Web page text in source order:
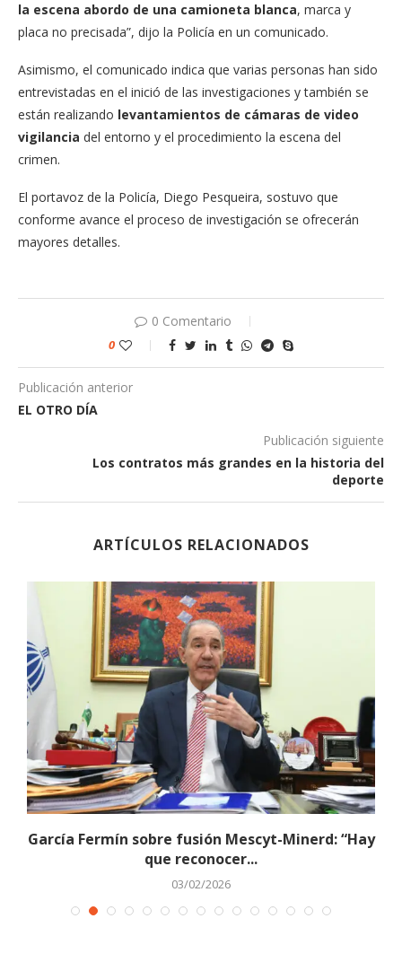
la escena abordo de una camioneta blanca, marca y
placa no precisada”, dijo la Policía en un comunicado.
Asimismo, el comunicado indica que varias personas han sido
entrevistadas en el inició de las investigaciones y también se
están realizando levantamientos de cámaras de video
vigilancia del entorno y el procedimiento la escena del
crimen.
El portavoz de la Policía, Diego Pesqueira, sostuvo que
conforme avance el proceso de investigación se ofrecerán
mayores detalles.
0 Comentario
0
Publicación anterior
EL OTRO DÍA
Publicación siguiente
Los contratos más grandes en la historia del
deporte
ARTÍCULOS RELACIONADOS
García Fermín sobre fusión Mescyt-Minerd: “Hay
que reconocer...
03/02/2026